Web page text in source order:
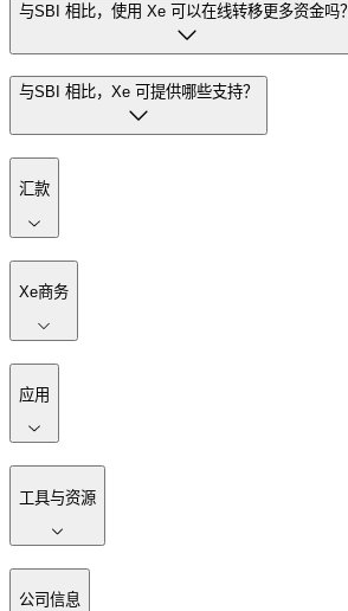
与SBI 相比，使用 Xe 可以在线转移更多资金吗？
与SBI 相比，Xe 可提供哪些支持？
汇款
Xe商务
应用
工具与资源
公司信息